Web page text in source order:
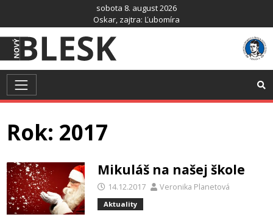
obsah
sobota 8. august 2026
Oskar , zajtra: Ľubomíra
Rok: 2017
Mikuláš na našej škole
14.12.2017 Veronika Planetová
Aktuality